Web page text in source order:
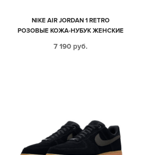
NIKE AIR JORDAN 1 RETRO
РОЗОВЫЕ КОЖА-НУБУК ЖЕНСКИЕ
7 190 руб.